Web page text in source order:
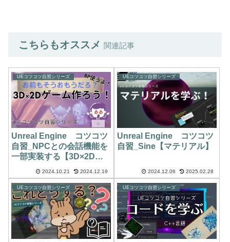
こちらもオススメ 関連記事
UEコツコツ自習シリーズ
Unreal Engine コツコツ
自習_NPCとの会話機能を
一部実装する【3D×2Dゲ
2024.10.21 2024.12.19
UEコツコツ自習シリーズ
Unreal Engine コツコツ
自習_Sine【マテリアル】
2024.12.06 2025.02.28
UEコツコツ自習シリーズ UEコツコツ自習シリーズ